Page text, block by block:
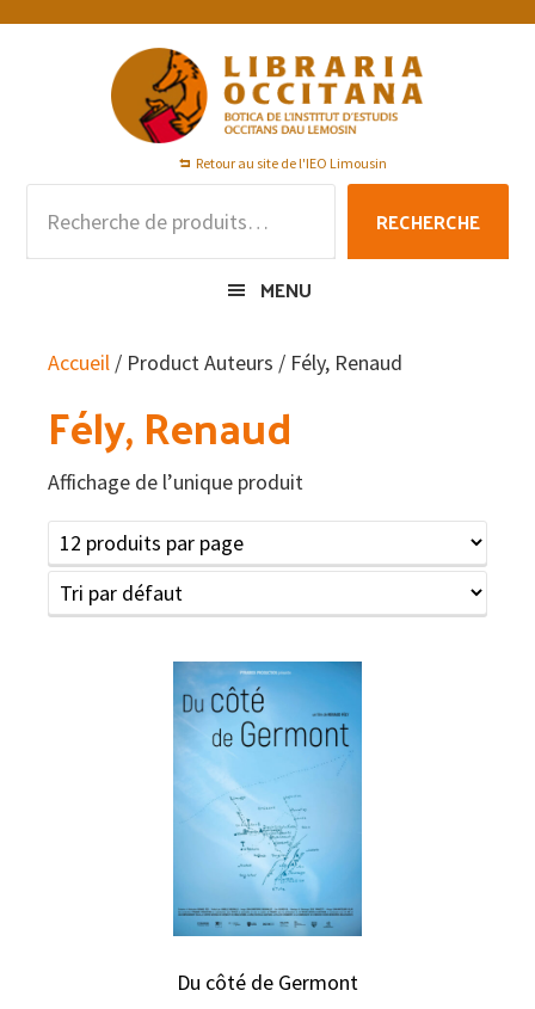
Passer
Passer
Passer
Retour au site de l'IEO Limousin
pour :
RECHERCHE
MENU
Accueil / Product Auteurs / Fély, Renaud
Fély, Renaud
Affichage de l’unique produit
Du côté de Germont